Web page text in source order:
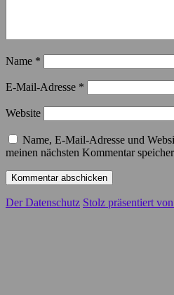
Name *
E-Mail-Adresse *
Website
Name, E-Mail-Adresse und
meinen nächsten Kommentar
Der Datenschutz Stolz präsentiert